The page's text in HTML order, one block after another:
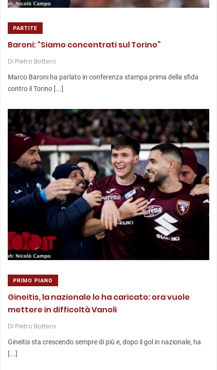
PARTITE
Baroni: “Siamo concentrati sul Torino”
Di Pietro Bottero
Marco Baroni ha parlato in conferenza stampa prima della sfida
contro il Torino [...]
PRIMO PIANO
Gineitis, la nazionale lo ha caricato: ora vuole
mettere in difficoltà Vanoli
Di Pietro Bottero
Gineitis sta crescendo sempre di più e, dopo il gol in nazionale, ha
[...]